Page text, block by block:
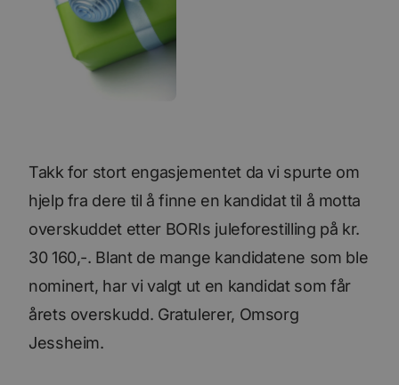
Takk for stort engasjementet da vi spurte om
hjelp fra dere til å finne en kandidat til å motta
overskuddet etter BORIs juleforestilling på kr.
30 160,-. Blant de mange kandidatene som ble
nominert, har vi valgt ut en kandidat som får
årets overskudd. Gratulerer, Omsorg
Jessheim.